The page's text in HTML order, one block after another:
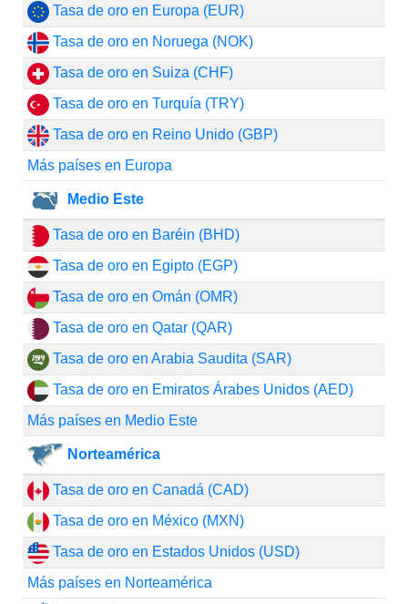
Tasa de oro en Europa (EUR)
Tasa de oro en Noruega (NOK)
Tasa de oro en Suiza (CHF)
Tasa de oro en Turquía (TRY)
Tasa de oro en Reino Unido (GBP)
Más países en Europa
Medio Este
Tasa de oro en Baréin (BHD)
Tasa de oro en Egipto (EGP)
Tasa de oro en Omán (OMR)
Tasa de oro en Qatar (QAR)
Tasa de oro en Arabia Saudita (SAR)
Tasa de oro en Emiratos Árabes Unidos (AED)
Más países en Medio Este
Norteamérica
Tasa de oro en Canadá (CAD)
Tasa de oro en México (MXN)
Tasa de oro en Estados Unidos (USD)
Más países en Norteamérica